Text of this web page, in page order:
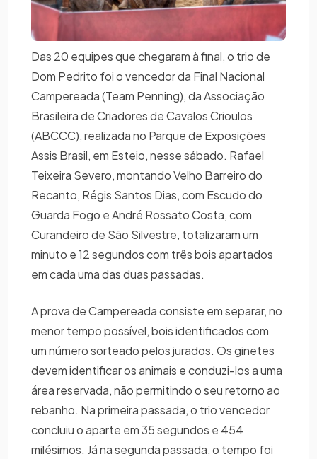
Das 20 equipes que chegaram à final, o trio de
Dom Pedrito foi o vencedor da Final Nacional
Campereada (Team Penning), da Associação
Brasileira de Criadores de Cavalos Crioulos
(ABCCC), realizada no Parque de Exposições
Assis Brasil, em Esteio, nesse sábado. Rafael
Teixeira Severo, montando Velho Barreiro do
Recanto, Régis Santos Dias, com Escudo do
Guarda Fogo e André Rossato Costa, com
Curandeiro de São Silvestre, totalizaram um
minuto e 12 segundos com três bois apartados
em cada uma das duas passadas.
A prova de Campereada consiste em separar, no
menor tempo possível, bois identificados com
um número sorteado pelos jurados. Os ginetes
devem identificar os animais e conduzi-los a uma
área reservada, não permitindo o seu retorno ao
rebanho. Na primeira passada, o trio vencedor
concluiu o aparte em 35 segundos e 454
milésimos. Já na segunda passada, o tempo foi